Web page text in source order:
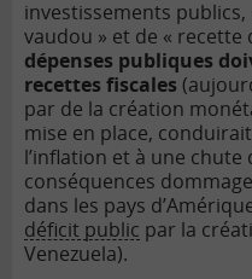
investissements
vaudou » et de « recette
dépenses publiques
recettes fiscales
par de la création
mise en place,
l’inflation et à une chute
conséquences
dans les pays
déficit public par la
Venezuela).